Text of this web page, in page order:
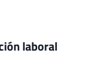
laboral